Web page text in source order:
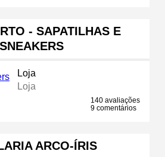
- SAPATILHAS E
SNEAKERS
Loja
Loja
140 avaliações
9 comentários
ARCO-ÍRIS